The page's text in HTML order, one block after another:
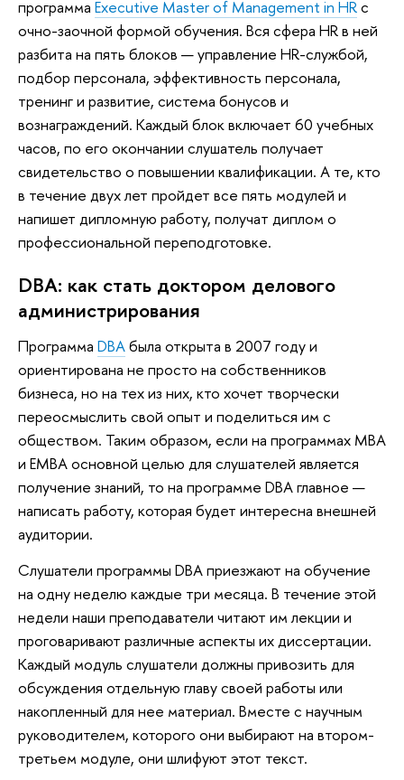
программа Executive Master of Management in HRс
очно-заочной формой обучения. Вся сфера HR в ней
разбита на пять блоков — управление HR-службой,
подбор персонала, эффективность персонала,
тренинг и развитие, система бонусов и
вознаграждений. Каждый блок включает 60 учебных
часов, по его окончании слушатель получает
свидетельство о повышении квалификации. А те, кто
в течение двух лет пройдет все пять модулей и
напишет дипломную работу, получат диплом о
профессиональной переподготовке.
DBA: как стать доктором делового
администрирования
Программа DBAбыла открыта в 2007 году и
ориентирована не просто на собственников
бизнеса, но на тех из них, кто хочет творчески
переосмыслить свой опыт и поделиться им с
обществом. Таким образом, если на программах MBA
и EMBA основной целью для слушателей является
получение знаний, то на программе DBA главное —
написать работу, которая будет интересна внешней
аудитории.
Слушатели программы DBA приезжают на обучение
на одну неделю каждые три месяца. В течение этой
недели наши преподаватели читают им лекции и
проговаривают различные аспекты их диссертации.
Каждый модуль слушатели должны привозить для
обсуждения отдельную главу своей работы или
накопленный для нее материал. Вместе с научным
руководителем, которого они выбирают на втором-
третьем модуле, они шлифуют этот текст.